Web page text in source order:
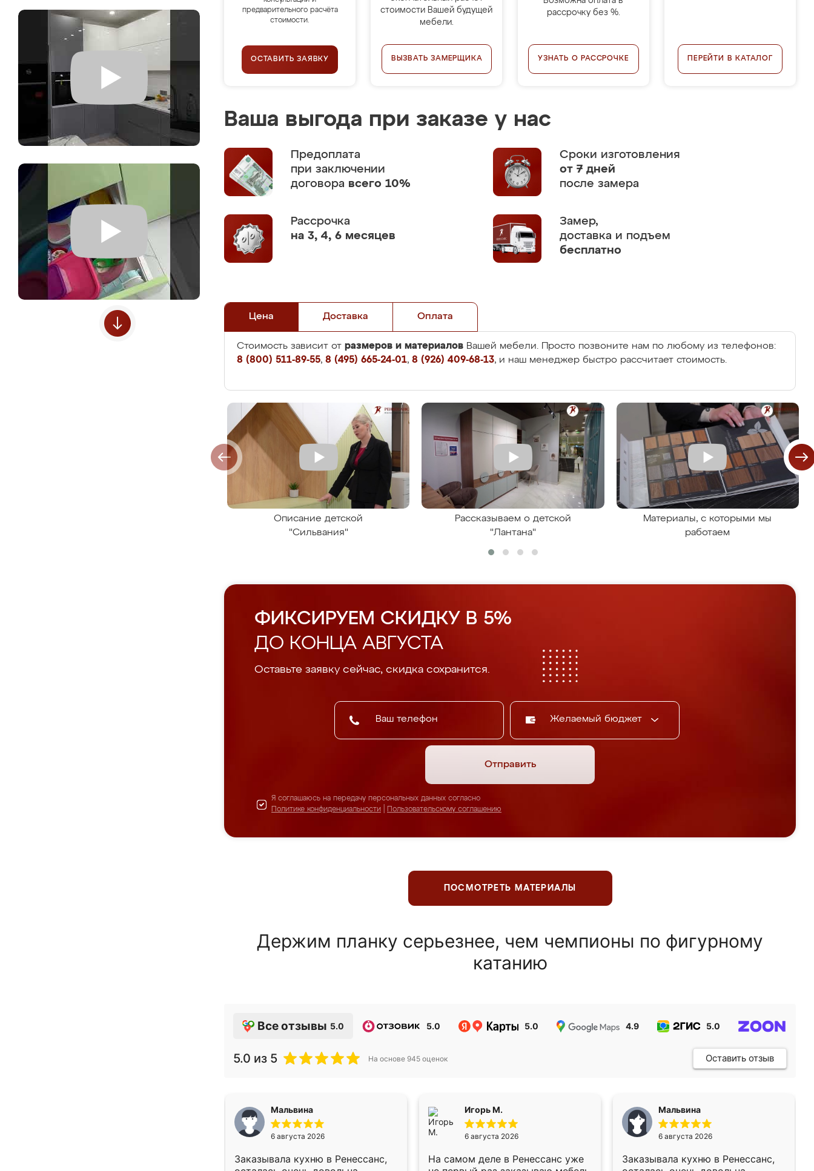
предварительного расчёта
стоимости.
ОСТАВИТЬ ЗАЯВКУ
стоимости Вашей будущей
мебели.
ВЫЗВАТЬ ЗАМЕРЩИКА
рассрочку без %.
УЗНАТЬ О РАССРОЧКЕ ПЕРЕЙТИ В КАТАЛОГ
Ваша выгода при заказе у нас
Предоплата
при заключении
договора всего 10%
Сроки изготовления
от 7 дней
после замера
Рассрочка
на 3, 4, 6 месяцев
Замер,
доставка и подъем
бесплатно
Цена Доставка Оплата
Стоимость зависит от размеров и материалов Вашей мебели. Просто позвоните нам по любому из телефонов:
8 (800) 511-89-55, 8 (495) 665-24-01, 8 (926) 409-68-13, и наш менеджер быстро рассчитает стоимость.
Описание детской
"Сильвания"
Рассказываем о детской
"Лантана"
Материалы, с которыми мы
работаем
ФИКСИРУЕМ СКИДКУ В 5%
ДО КОНЦА АВГУСТА
Оставьте заявку сейчас, скидка сохранится.
Желаемый бюджет
Отправить
Я соглашаюсь на передачу персональных данных согласно
Политике конфиденциальности
Пользовательскому соглашению
ПОСМОТРЕТЬ МАТЕРИАЛЫ
Держим планку серьезнее, чем чемпионы по фигурному
катанию
Все отзывы 5.0 5.0 5.0 4.9 5.0
5.0 из 5 На основе 945 оценок Оставить отзыв
Мальвина
6 августа 2026
Заказывала кухню в Ренессанс,
Игорь М.
6 августа 2026
На самом деле в Ренессанс уже
Мальвина
6 августа 2026
Заказывала кухню в Ренессанс,